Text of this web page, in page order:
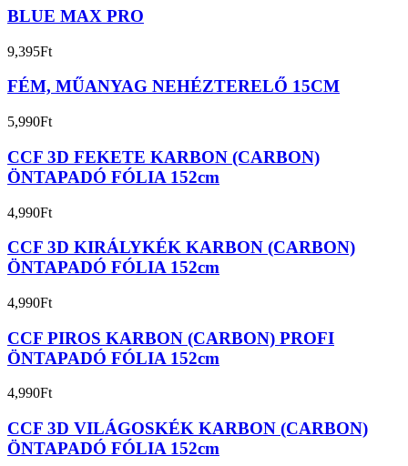
BLUE MAX PRO
9,395Ft
FÉM, MŰANYAG NEHÉZTERELŐ 15CM
5,990Ft
CCF 3D FEKETE KARBON (CARBON)
ÖNTAPADÓ FÓLIA 152cm
4,990Ft
CCF 3D KIRÁLYKÉK KARBON (CARBON)
ÖNTAPADÓ FÓLIA 152cm
4,990Ft
CCF PIROS KARBON (CARBON) PROFI
ÖNTAPADÓ FÓLIA 152cm
4,990Ft
CCF 3D VILÁGOSKÉK KARBON (CARBON)
ÖNTAPADÓ FÓLIA 152cm